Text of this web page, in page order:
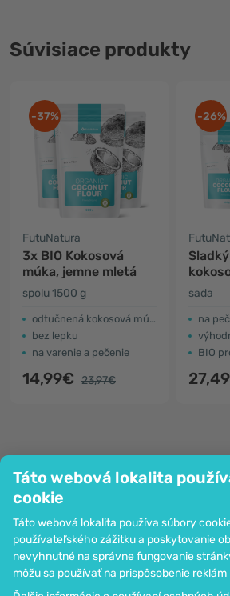
Táto webová lokalita
cookie
Táto webová lokalita používa súbory
používateľského zážitku a poskytovanie
nevyhnutné na správne fungovanie
môžu sa používať na prispôsobenie reklám
Súvisiace produkty
-37%
FutuNatura
3x BIO Kokosová
múka, jemne mletá
spolu 1500 g
odtučnená kokosová múka
bez lepku
na varenie a pečenie
14,99€ 23,97€
-26%
sada
na
BIO
Spoločnosť
Informácie
Pripoj sa k nám
Pomoc a objednávky